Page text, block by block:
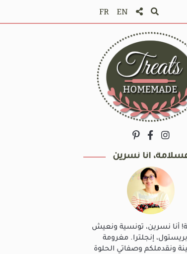
EN
FR
برزقان
سهلة
أنا نسرين
أنا نسرين، تونسية ونعيش
إنجلترا. مغرومة
ونقدملكم وصفاتي الحلوة